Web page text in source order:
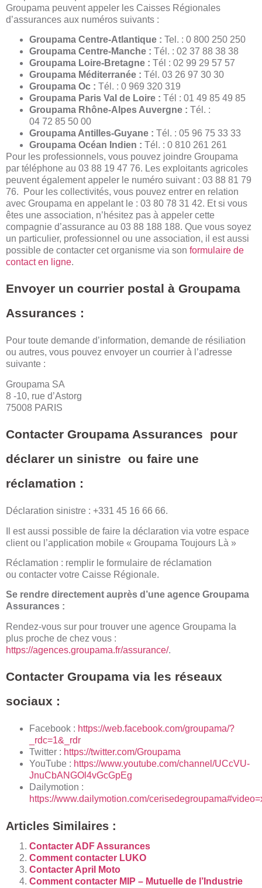
Groupama peuvent appeler les Caisses Régionales
d’assurances aux numéros suivants :
Groupama Centre-Atlantique : Tel. : 0 800 250 250
Groupama Centre-Manche : Tél. : 02 37 88 38 38
Groupama Loire-Bretagne : Tél : 02 99 29 57 57
Groupama Méditerranée : Tél. 03 26 97 30 30
Groupama Oc : Tél. : 0 969 320 319
Groupama Paris Val de Loire : Tél : 01 49 85 49 85
Groupama Rhône-Alpes Auvergne : Tél. :
04 72 85 50 00
Groupama Antilles-Guyane : Tél. : 05 96 75 33 33
Groupama Océan Indien : Tél. : 0 810 261 261
Pour les professionnels, vous pouvez joindre Groupama
par téléphone au 03 88 19 47 76. Les exploitants agricoles
peuvent également appeler le numéro suivant : 03 88 81 79
76.
Pour les collectivités, vous pouvez entrer en relation
avec Groupama en appelant le : 03 80 78 31 42. Et si vous
êtes une association, n’hésitez pas à appeler cette
compagnie d’assurance au 03 88 188 188. Que vous soyez
un particulier, professionnel ou une association, il est aussi
possible de contacter cet organisme via son formulaire de
contact en ligne.
Envoyer un courrier postal à Groupama
Assurances :
Pour toute demande d’information, demande de résiliation
ou autres, vous pouvez envoyer un courrier à l’adresse
suivante :
Groupama SA
8 -10, rue d’Astorg
75008 PARIS
Contacter Groupama Assurances pour
déclarer un sinistre ou faire une
réclamation :
Déclaration sinistre : +331 45 16 66 66.
Il est aussi possible de faire la déclaration via votre espace
client ou l’application mobile « Groupama Toujours Là »
Réclamation : remplir le formulaire de réclamation
ou contacter votre Caisse Régionale.
Se rendre directement auprès d’une agence Groupama
Assurances :
Rendez-vous sur pour trouver une agence Groupama la
plus proche de chez vous :
https://agences.groupama.fr/assurance/.
Contacter Groupama via les réseaux
sociaux :
Facebook : https://web.facebook.com/groupama/?
_rdc=1&_rdr
Twitter : https://twitter.com/Groupama
YouTube : https://www.youtube.com/channel/UCcVU-
JnuCbANGOl4vGcGpEg
Dailymotion :
https://www.dailymotion.com/
Articles Similaires :
Contacter ADF Assurances
Comment contacter LUKO
Contacter April Moto
Comment contacter MIP – Mutuelle de l’Industrie